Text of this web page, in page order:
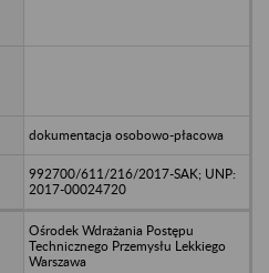
dokumentacja osobowo-płacowa
992700/611/216/2017-SAK; UNP:
2017-00024720
Ośrodek Wdrażania Postępu
Technicznego Przemysłu Lekkiego
Warszawa